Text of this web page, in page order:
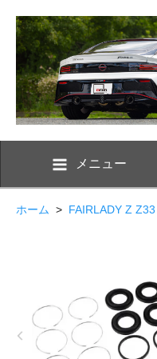
メニュー
ホーム > FAIRLADY Z Z33